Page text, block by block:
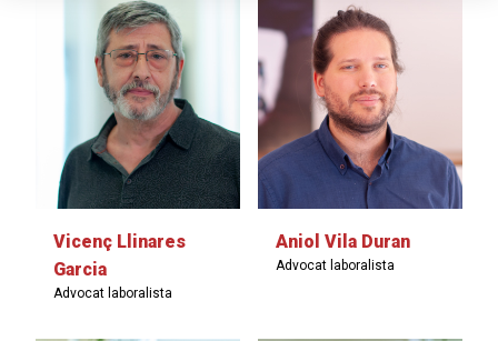
Vicenç Llinares
Garcia
Advocat laboralista
Aniol Vila Duran
Advocat laboralista